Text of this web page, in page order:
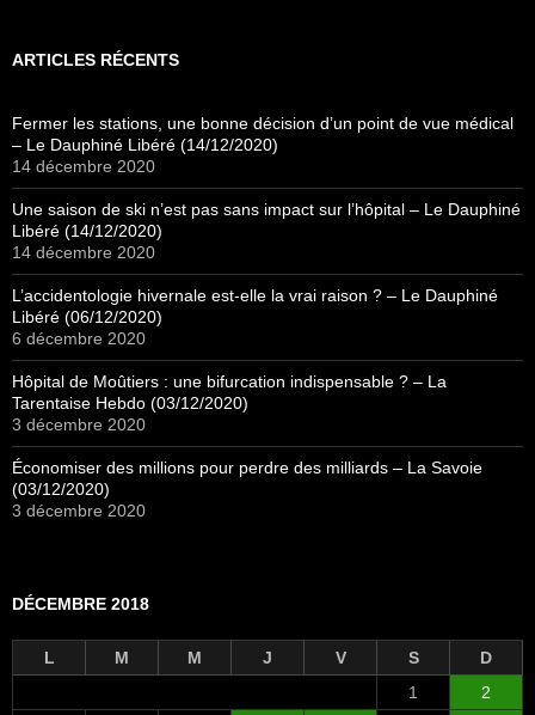
ARTICLES RÉCENTS
Fermer les stations, une bonne décision d’un point de vue médical
– Le Dauphiné Libéré (14/12/2020)
14 décembre 2020
Une saison de ski n’est pas sans impact sur l’hôpital – Le Dauphiné
Libéré (14/12/2020)
14 décembre 2020
L’accidentologie hivernale est-elle la vrai raison ? – Le Dauphiné
Libéré (06/12/2020)
6 décembre 2020
Hôpital de Moûtiers : une bifurcation indispensable ? – La
Tarentaise Hebdo (03/12/2020)
3 décembre 2020
Économiser des millions pour perdre des milliards – La Savoie
(03/12/2020)
3 décembre 2020
DÉCEMBRE 2018
L M M J V S
D
1
2